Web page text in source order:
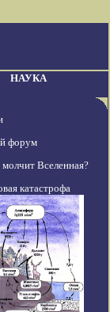
НАУКА
форум
Вселенная?
катастрофа